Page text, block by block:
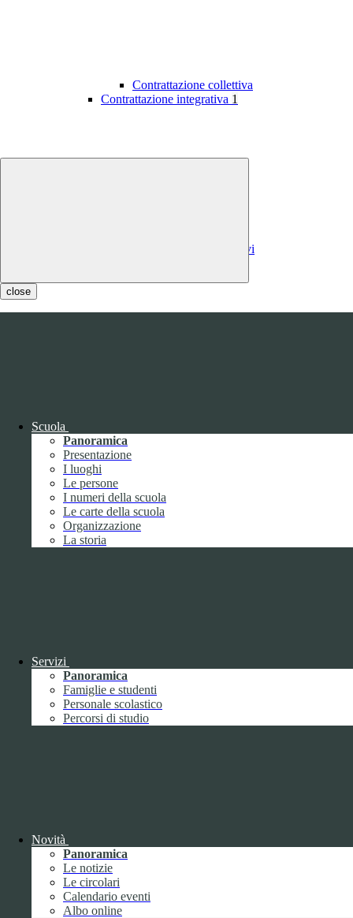
close
Scuola
Panoramica
Presentazione
I luoghi
Le persone
I numeri della scuola
Le carte della scuola
Organizzazione
La storia
Servizi
Panoramica
Famiglie e studenti
Personale scolastico
Percorsi di studio
Novità
Panoramica
Le notizie
Le circolari
Calendario eventi
Albo online
Contrattazione collettiva
Contrattazione integrativa 1
Costi contratti integrativi
Bandi di concorso
Bandi di concorso (da pubblicare in
tabelle)
Performance1
Sistema di misurazione e valutazione della
performance